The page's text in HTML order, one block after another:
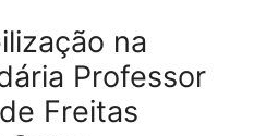
na
Professor
Freitas